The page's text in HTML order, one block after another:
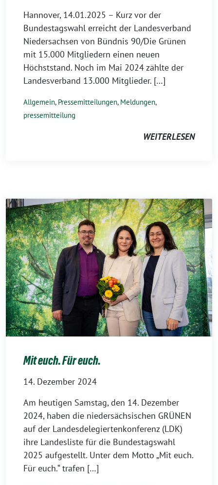
Hannover, 14.01.2025 – Kurz vor der
Bundestagswahl erreicht der Landesverband
Niedersachsen von Bündnis 90/Die Grünen
mit 15.000 Mitgliedern einen neuen
Höchststand. Noch im Mai 2024 zählte der
Landesverband 13.000 Mitglieder. […]
Allgemein, Pressemitteilungen, Meldungen,
pressemitteilung
WEITERLESEN
Mit euch. Für euch.
14. Dezember 2024
Am heutigen Samstag, den 14. Dezember
2024, haben die niedersächsischen GRÜNEN
auf der Landesdelegiertenkonferenz (LDK)
ihre Landesliste für die Bundestagswahl
2025 aufgestellt. Unter dem Motto „Mit euch.
Für euch.“ trafen […]